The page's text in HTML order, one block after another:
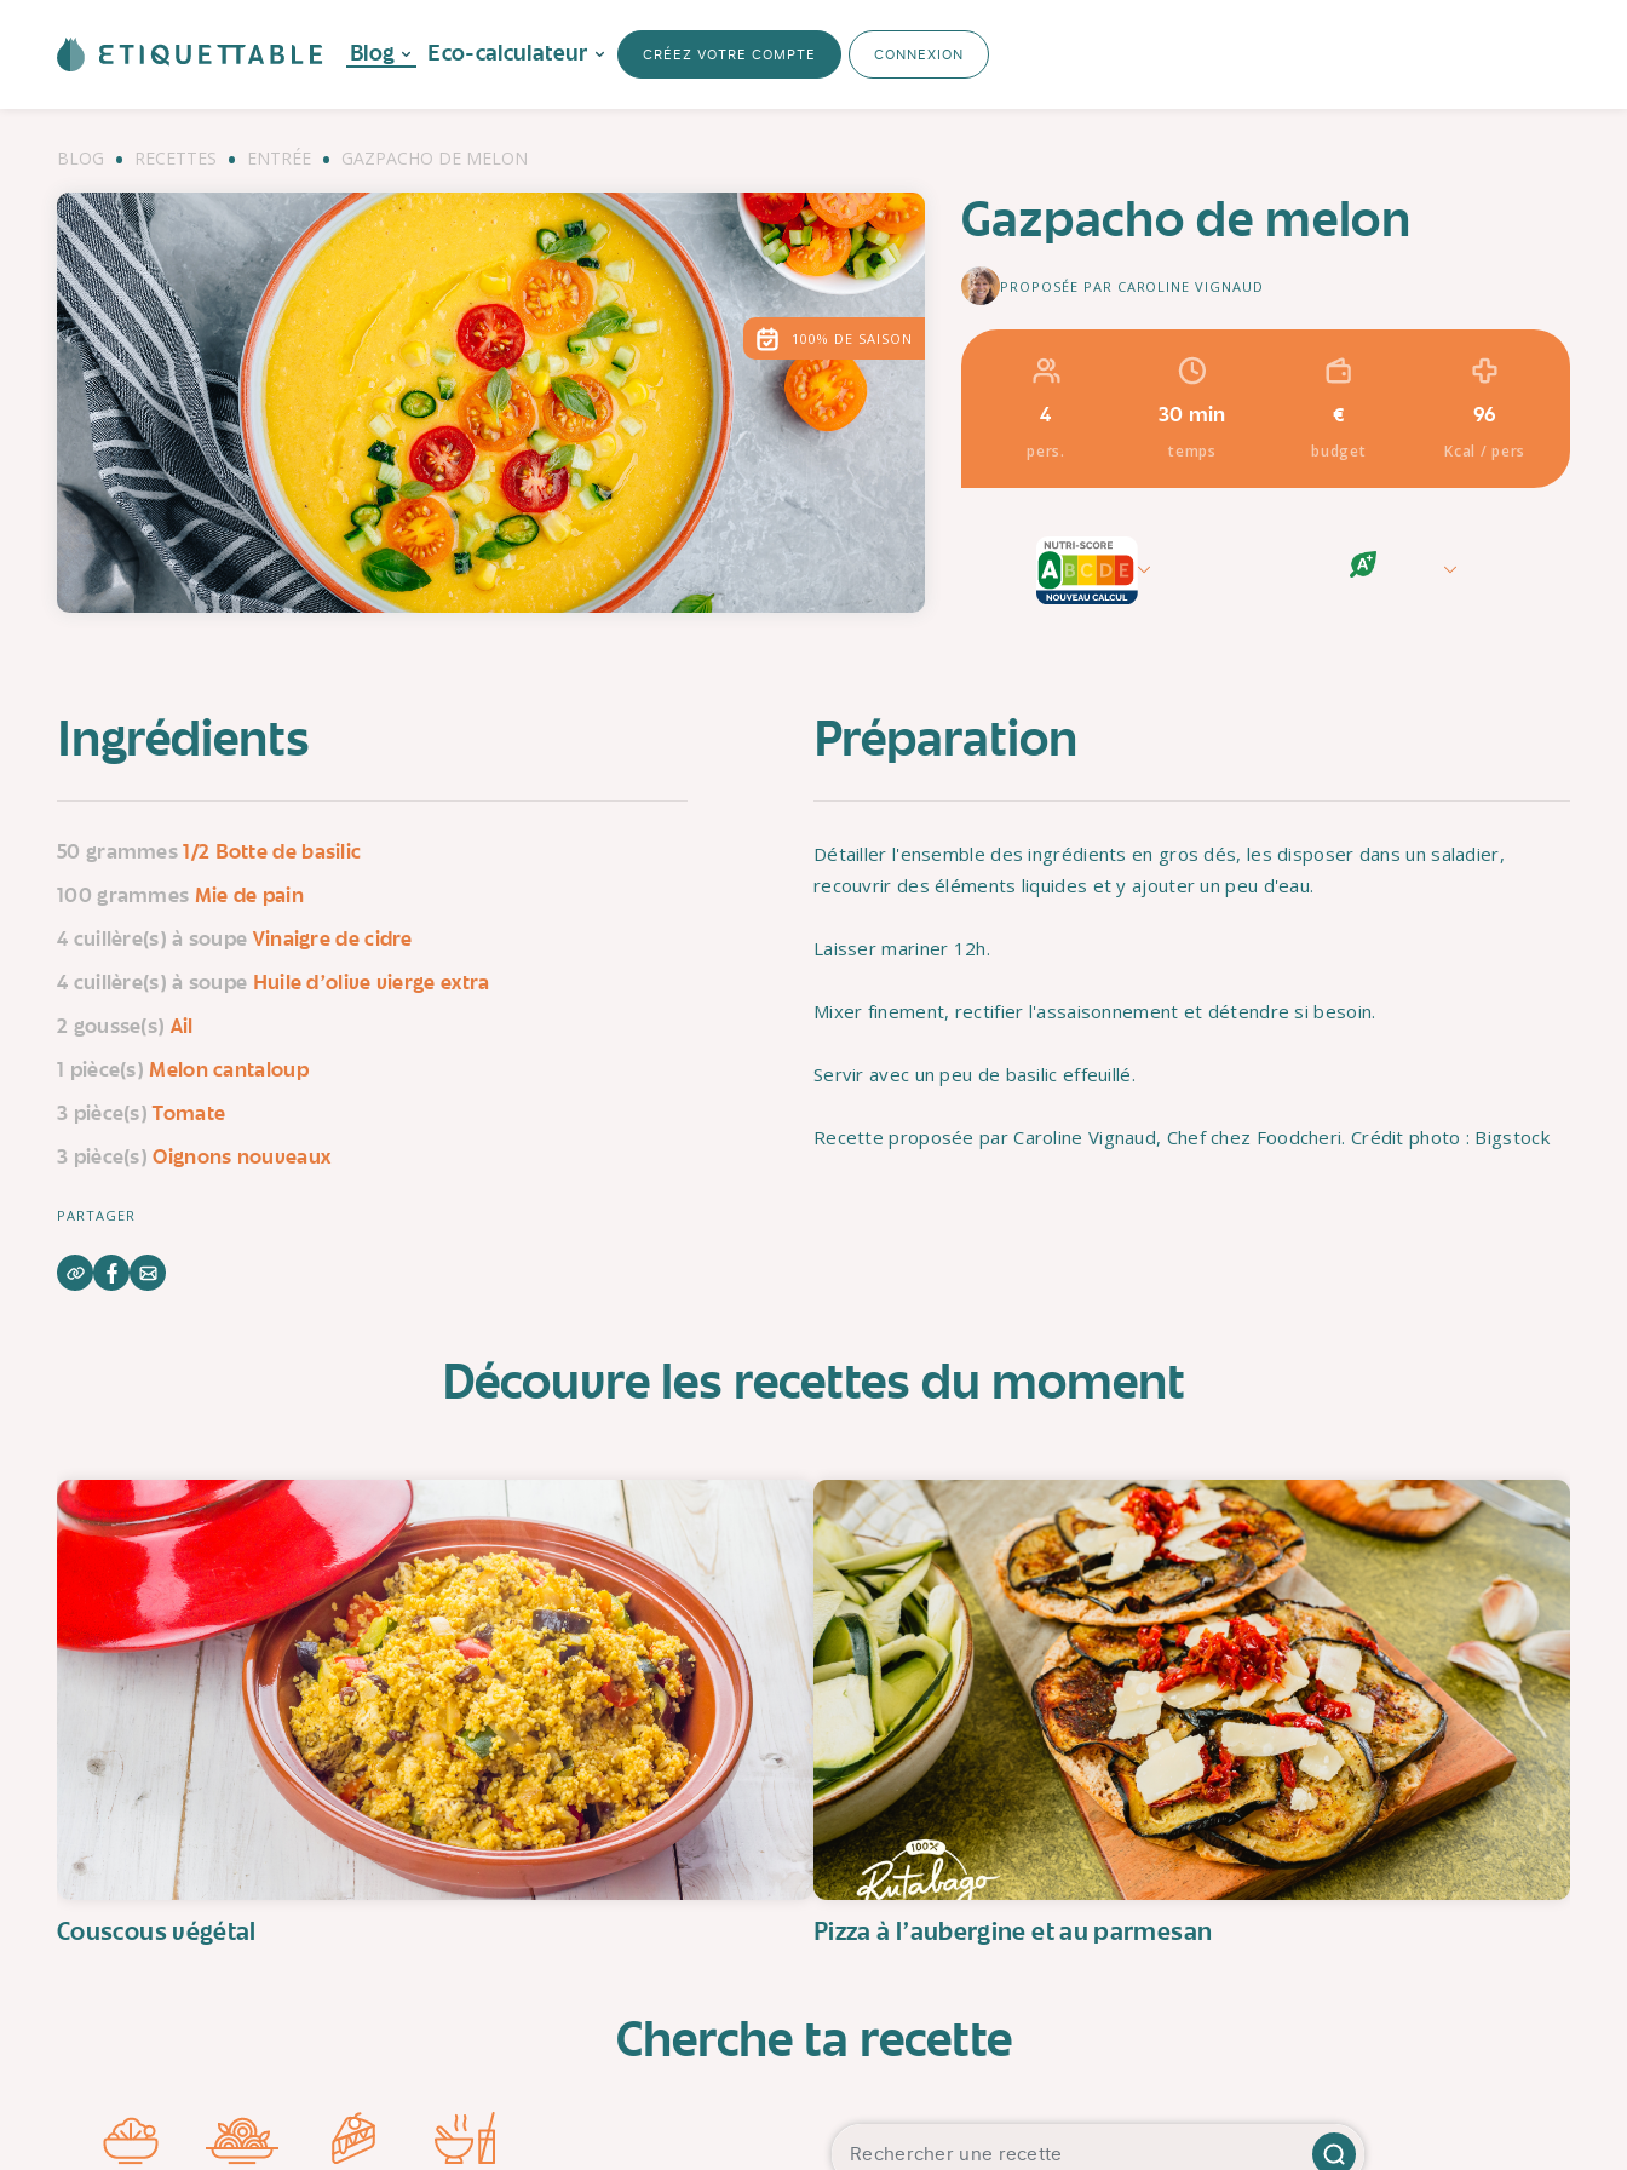
Blog Eco-calculateur CRÉEZ VOTRE COMPTE CONNEXION
BLOG RECETTES ENTRÉE GAZPACHO DE MELON
100% DE SAISON
Gazpacho de melon
PROPOSÉE PAR CAROLINE VIGNAUD
4
pers.
30 min
temps
€
budget
96
Kcal / pers
Ingrédients
50 grammes 1/2 Botte de basilic
100 grammes Mie de pain
4 cuillère(s) à soupe Vinaigre de cidre
4 cuillère(s) à soupe Huile d'olive vierge extra
2 gousse(s) Ail
1 pièce(s)Melon cantaloup
3 pièce(s) Tomate
3 pièce(s)Oignons nouveaux
Préparation
Détailler l'ensemble des ingrédients en gros dés, les disposer dans un saladier,
recouvrir des éléments liquides et y ajouter un peu d'eau.
Laisser mariner 12h.
Mixer finement, rectifier l'assaisonnement et détendre si besoin.
Servir avec un peu de basilic effeuillé.
Recette proposée par Caroline Vignaud, Chef chez Foodcheri. Crédit photo : Bigstock
PARTAGER
Découvre les recettes du moment
Couscous végétal Pizza à l'aubergine et au parmesan
Cherche ta recette